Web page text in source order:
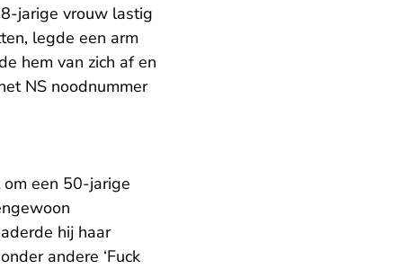
jarige vrouw lastig
legde een arm
hem van zich af en
NS noodnummer
een 50-jarige
hij haar
andere ‘Fuck